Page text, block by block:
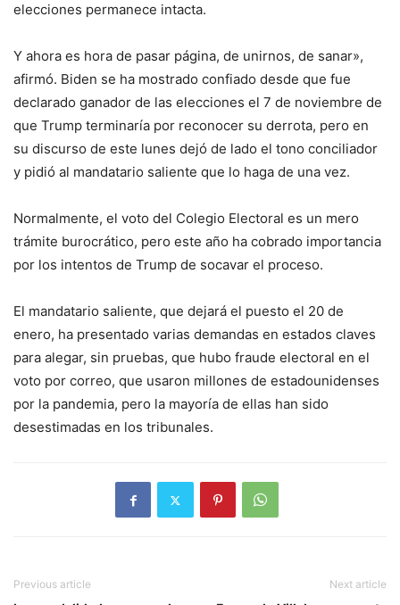
elecciones permanece intacta.
Y ahora es hora de pasar página, de unirnos, de sanar»,
afirmó. Biden se ha mostrado confiado desde que fue
declarado ganador de las elecciones el 7 de noviembre de
que Trump terminaría por reconocer su derrota, pero en
su discurso de este lunes dejó de lado el tono conciliador
y pidió al mandatario saliente que lo haga de una vez.
Normalmente, el voto del Colegio Electoral es un mero
trámite burocrático, pero este año ha cobrado importancia
por los intentos de Trump de socavar el proceso.
El mandatario saliente, que dejará el puesto el 20 de
enero, ha presentado varias demandas en estados claves
para alegar, sin pruebas, que hubo fraude electoral en el
voto por correo, que usaron millones de estadounidenses
por la pandemia, pero la mayoría de ellas han sido
desestimadas en los tribunales.
Previous article Next article